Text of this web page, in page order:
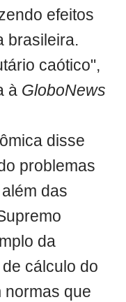
efeitos
brasileira.
caótico",
à GloboNews
disse
problemas
das
da
cálculo do
normas que